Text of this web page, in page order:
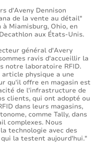
d'Aveny Dennison
de la vente au détail"
Miamisburg, Ohio, en
aux États-Unis.
général d'Avery
ravis d'accueillir la
notre laboratoire RFID.
physique a une
qu'il offre en magasin est
de l'infrastructure de
clients, qui ont adopté ou
dans leurs magasins,
comme Tally, dans
complexes. Nous
technologie avec des
la testent aujourd'hui."